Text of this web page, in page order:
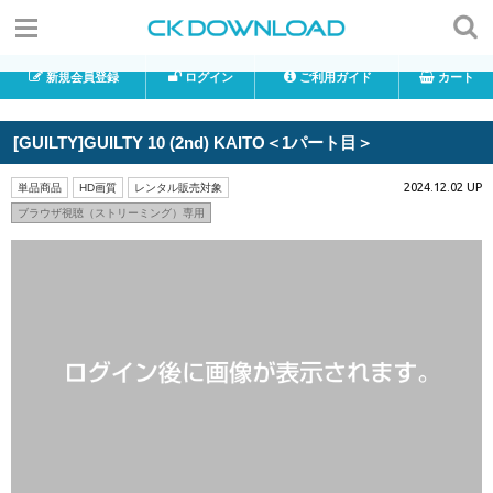
新規会員登録 ログイン ご利用ガイド カート
[GUILTY]GUILTY 10 (2nd) KAITO＜1パート目＞
単品商品 HD画質 レンタル販売対象
ブラウザ視聴（ストリーミング）専用
2024.12.02 UP